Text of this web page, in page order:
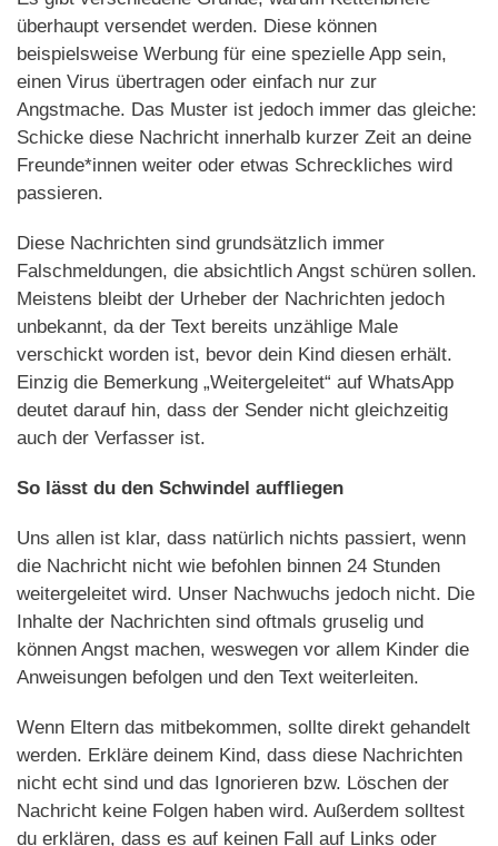
überhaupt versendet werden. Diese können
beispielsweise Werbung für eine spezielle App sein,
einen Virus übertragen oder einfach nur zur
Angstmache. Das Muster ist jedoch immer das gleiche:
Schicke diese Nachricht innerhalb kurzer Zeit an deine
Freunde*innen weiter oder etwas Schreckliches wird
passieren.
Diese Nachrichten sind grundsätzlich immer
Falschmeldungen, die absichtlich Angst schüren sollen.
Meistens bleibt der Urheber der Nachrichten jedoch
unbekannt, da der Text bereits unzählige Male
verschickt worden ist, bevor dein Kind diesen erhält.
Einzig die Bemerkung „Weitergeleitet“ auf WhatsApp
deutet darauf hin, dass der Sender nicht gleichzeitig
auch der Verfasser ist.
So lässt du den Schwindel auffliegen
Uns allen ist klar, dass natürlich nichts passiert, wenn
die Nachricht nicht wie befohlen binnen 24 Stunden
weitergeleitet wird. Unser Nachwuchs jedoch nicht. Die
Inhalte der Nachrichten sind oftmals gruselig und
können Angst machen, weswegen vor allem Kinder die
Anweisungen befolgen und den Text weiterleiten.
Wenn Eltern das mitbekommen, sollte direkt gehandelt
werden. Erkläre deinem Kind, dass diese Nachrichten
nicht echt sind und das Ignorieren bzw. Löschen der
Nachricht keine Folgen haben wird. Außerdem solltest
du erklären, dass es auf keinen Fall auf Links oder